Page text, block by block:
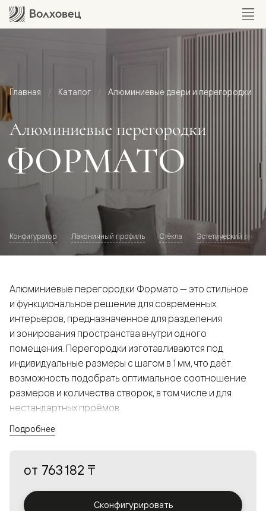
Главная Каталог Алюминиевые двери и перегородки
Алюминиевые перегородки
ФОРМАТО
Конфигуратор Лаконичный профиль Стёкла Эстетический
Алюминиевые перегородки Формато — это стильное
и функциональное решение для современных
интерьеров, предназначенное для разделения
и зонирования пространства внутри одного
помещения. Перегородки изготавливаются под
индивидуальные размеры с шагом в 1 мм, что даёт
возможность подобрать оптимальное соотношение
размеров и количества створок, в том числе и для
нестандартных проёмов.
а большой выбор вставок из стекла с различными
решения в интерьере и варьировать освещённость.
Подробнее
от 763 182 ₸
Сконфигурировать